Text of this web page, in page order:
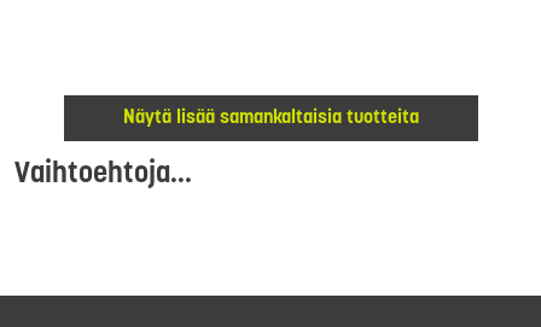
Näytä lisää samankaltaisia tuotteita
Vaihtoehtoja...